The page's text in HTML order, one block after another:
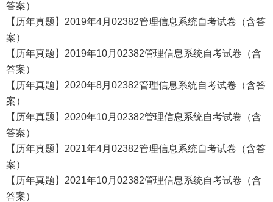
答案）
【历年真题】2019年4月02382管理信息系统自考试卷（含答
案）
【历年真题】2019年10月02382管理信息系统自考试卷（含
答案）
【历年真题】2020年8月02382管理信息系统自考试卷（含答
案）
【历年真题】2020年10月02382管理信息系统自考试卷（含
答案）
【历年真题】2021年4月02382管理信息系统自考试卷（含答
案）
【历年真题】2021年10月02382管理信息系统自考试卷（含
答案）